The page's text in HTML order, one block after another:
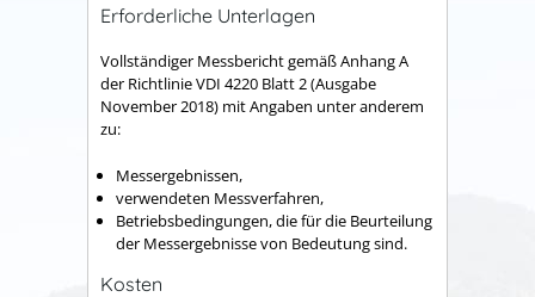
Erforderliche Unterlagen
Vollständiger Messbericht gemäß Anhang A
der Richtlinie VDI 4220 Blatt 2 (Ausgabe
November 2018) mit Angaben unter anderem
zu:
Messergebnissen,
verwendeten Messverfahren,
Betriebsbedingungen, die für die Beurteilung
der Messergebnisse von Bedeutung sind.
Kosten